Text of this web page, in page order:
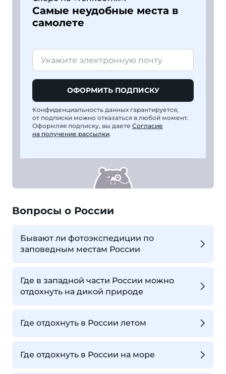
Самые неудобные места в
самолете
ОФОРМИТЬ ПОДПИСКУ
Конфиденциальность данных гарантируется,
от подписки можно отказаться в любой момент.
Оформляя подписку, вы даете Согласие
на получение рассылки.
Вопросы о России
Бывают ли фотоэкспедиции по
заповедным местам России
Где в западной части России можно
отдохнуть на дикой природе
Где отдохнуть в России летом
Где отдохнуть в России на море